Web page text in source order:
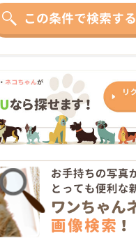
この条件で検索する